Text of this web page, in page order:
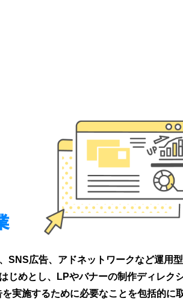
SNS広告、アドネットワークなど運用型
じめとし、LPやバナーの制作ディレク
実施するために必要なことを包括的に